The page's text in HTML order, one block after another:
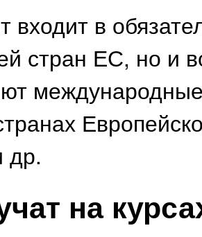
входит в
стран ЕС, но и
др.
на